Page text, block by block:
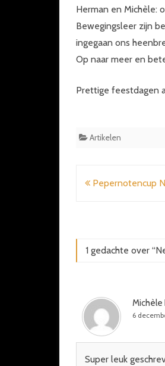
Herman en Michèle:
Bewegingsleer zijn
ingegaan ons
Op naar meer en
Prettige feestdagen
Artikelen
Bericht
Pepernotencup
1 gedachte over “
Michèle
6
Super leuk